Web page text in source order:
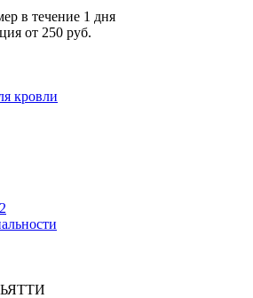
в течение 1 дня
от 250 руб.
кровли